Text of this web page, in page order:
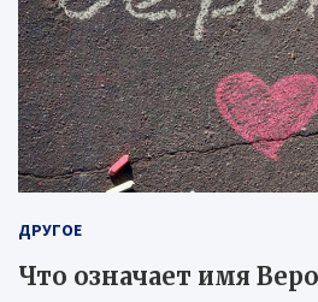
ДРУГОЕ
Что означает имя